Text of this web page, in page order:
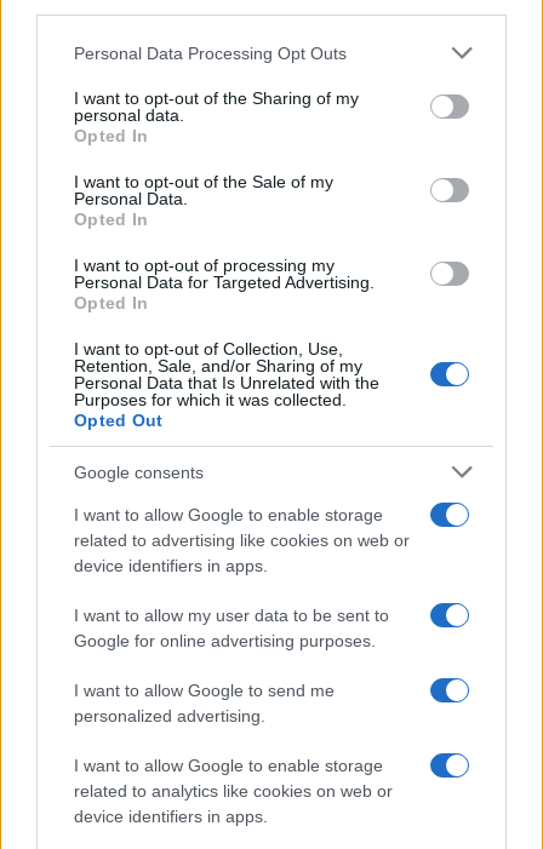
Personal Data Processing Opt Outs
I want to opt-out of the Sharing of my
personal data.
Opted In
I want to opt-out of the Sale of my
Personal Data.
Opted In
I want to opt-out of processing my
Personal Data for Targeted Advertising.
Opted In
I want to opt-out of Collection, Use,
Retention, Sale, and/or Sharing of my
Personal Data that Is Unrelated with the
Purposes for which it was collected.
Opted Out
Google consents
I want to allow Google to enable storage
related to advertising like cookies on web or
device identifiers in apps.
I want to allow my user data to be sent to
Google for online advertising purposes.
I want to allow Google to send me
personalized advertising.
I want to allow Google to enable storage
related to analytics like cookies on web or
device identifiers in apps.
Ma il punto per il centrodestra non riguarda solo il
nome. Roma in primis e
possono diventare dei simboli per una diversa
amministrazione della cosa pubblica. E per una
definitiva prospettiva di governo unitaria del
centrodestra quando si voterà. Come possono
Lega, Fratelli d’Italia e Forza Italia governare
con un compromesso al ribasso, sulla scelta del
candidato simbolo della città peggio amministrata
d’Italia?
Per Milano la sfida è più difficile, anche se non
impossibile. Giova ricordare che il candidato di
centrodestra
Stefano Parisi al primo turno prese
praticamente gli stessi voti del suo concorrente
voti, proprio per la scarsa propensione di alcuni
alleati nel mobilitare le truppe al secondo turno.
#BERTOLASO #CENTRODESTRA
#ELEZIONI
#SALA